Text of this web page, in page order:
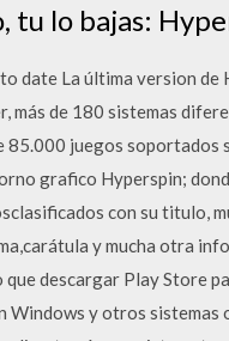
tu lo bajas:
date La última version de
más de 180 sistemas
85.000 juegos soportados
grafico Hyperspin;
con su titulo,
y mucha otra
que descargar Play Store
Windows y otros sistemas